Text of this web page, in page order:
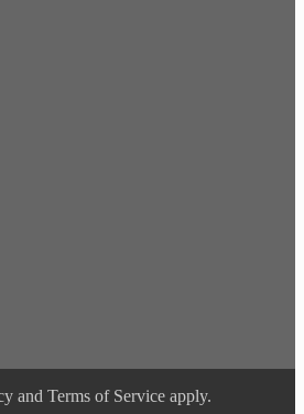
and Terms of Service apply.